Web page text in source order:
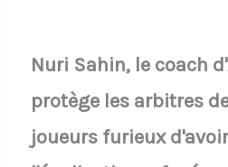
Nuri Sahin, le coach
protège les arbitres
joueurs furieux